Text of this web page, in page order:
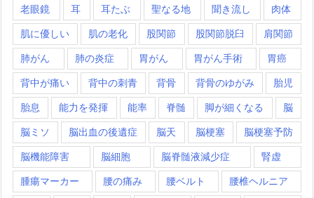
老眼鏡 耳 耳たぶ 聖なる地 聞き流し 肉体
肌に優しい 肌の老化 股関節 股関節脱臼 肩関節
肺がん 肺の炎症 胃がん 胃がん手術 胃癌
背中が痛い 背中の刺青 背骨 背骨のゆがみ 胎児
胎息 能力を発揮 能率 脊髄 脚が細くなる 脳
脳ミソ 脳出血の後遺症 脳天 脳梗塞 脳梗塞予防
脳機能障害 脳細胞 脳脊髄液減少症 腎虚
腫瘍マーカー 腰の痛み 腰ベルト 腰椎ヘルニア